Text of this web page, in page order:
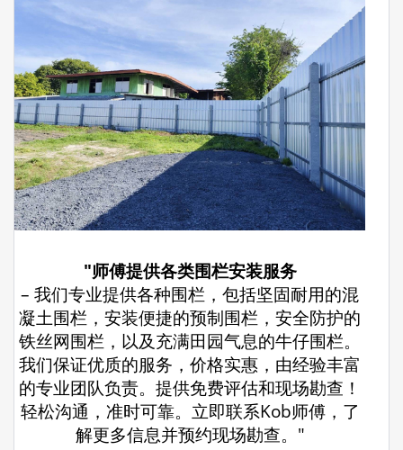
"师傅提供各类围栏安装服务
– 我们专业提供各种围栏，包括坚固耐用的混
凝土围栏，安装便捷的预制围栏，安全防护的
铁丝网围栏，以及充满田园气息的牛仔围栏。
我们保证优质的服务，价格实惠，由经验丰富
的专业团队负责。提供免费评估和现场勘查！
轻松沟通，准时可靠。立即联系Kob师傅，了
解更多信息并预约现场勘查。"